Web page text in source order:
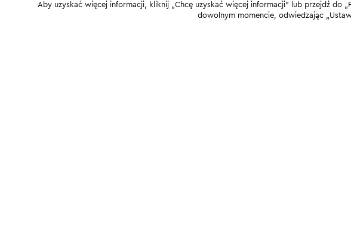
Aby uzyskać więcej informacji, kliknij „Chcę uzyskać więcej informacji” lub przejdź
dowolnym momencie, odwiedzając